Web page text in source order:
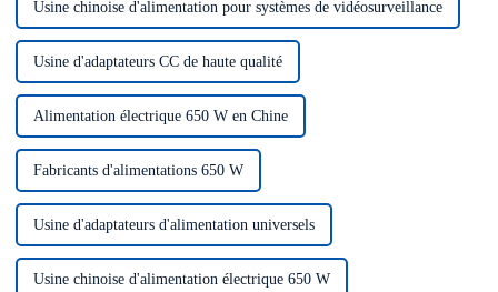
Usine chinoise d'alimentation pour systèmes de vidéosurveillance
Usine d'adaptateurs CC de haute qualité
Alimentation électrique 650 W en Chine
Fabricants d'alimentations 650 W
Usine d'adaptateurs d'alimentation universels
Usine chinoise d'alimentation électrique 650 W